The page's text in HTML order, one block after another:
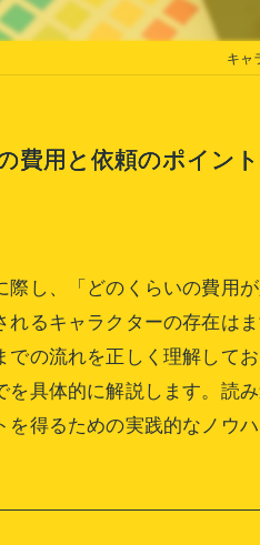
キャ
費用と依頼のポイン
際し、「どのくらいの費用
れるキャラクターの存在は
での流れを正しく理解して
を具体的に解説します。読
得るための実践的なノウハ